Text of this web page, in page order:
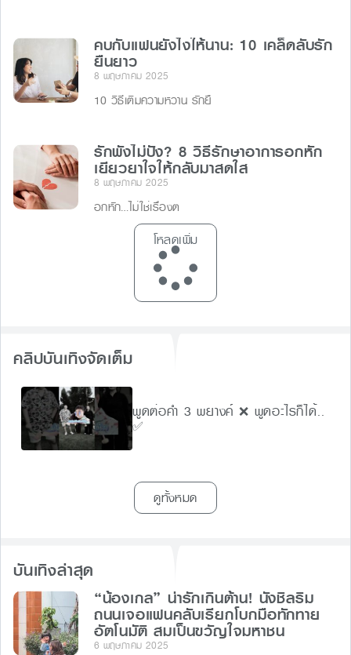
คบกับแฟนยังไงให้นาน: 10 เคล็ดลับรัก
ยืนยาว
8 พฤษภาคม 2025
10 วิธีเติมความหวาน รักยื
รักพังไม่ปัง? 8 วิธีรักษาอาการอกหัก
เยียวยาใจให้กลับมาสดใส
8 พฤษภาคม 2025
อกหัก…ไม่ใช่เรื่องต
โหลดเพิ่ม
คลิปบันเทิงจัดเต็ม
พูดต่อคำ 3 พยางค์ ❌ พูดอะไรก็ได้..
✅
ดูทั้งหมด
บันเทิงล่าสุด
“น้องเกล” น่ารักเกินต้าน! นั่งชิลริม
ถนนเจอแฟนคลับเรียกโบกมือทักทาย
อัตโนมัติ สมเป็นขวัญใจมหาชน
6 พฤษภาคม 2025